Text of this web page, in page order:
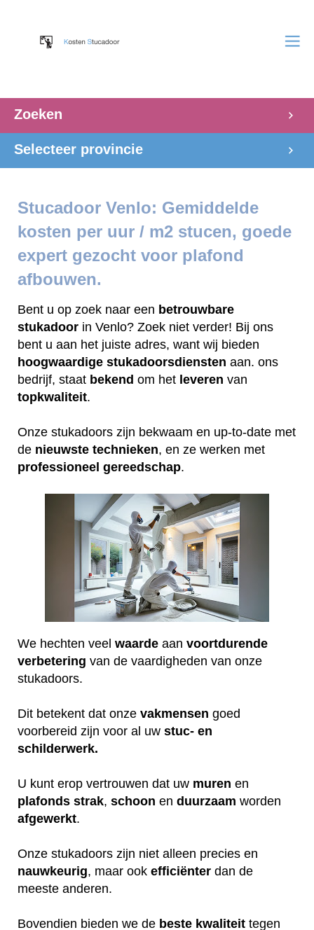
Zoeken
Selecteer provincie
Stucadoor Venlo: Gemiddelde
kosten per uur / m2 stucen, goede
expert gezocht voor plafond
afbouwen.
Bent u op zoek naar een betrouwbare
stukadoor in Venlo? Zoek niet verder! Bij ons
bent u aan het juiste adres, want wij bieden
hoogwaardige stukadoorsdiensten aan. ons
bedrijf, staat bekend om het leveren van
topkwaliteit.
Onze stukadoors zijn bekwaam en up-to-date met
de nieuwste technieken, en ze werken met
professioneel gereedschap.
We hechten veel waarde aan voortdurende
verbetering van de vaardigheden van onze
stukadoors.
Dit betekent dat onze vakmensen goed
voorbereid zijn voor al uw stuc- en
schilderwerk.
U kunt erop vertrouwen dat uw muren en
plafonds strak, schoon en duurzaam worden
afgewerkt.
Onze stukadoors zijn niet alleen precies en
nauwkeurig, maar ook efficiënter dan de
meeste anderen.
Bovendien bieden we de beste kwaliteit tegen